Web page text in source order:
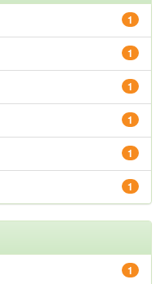
1
1
1
1
1
1
1